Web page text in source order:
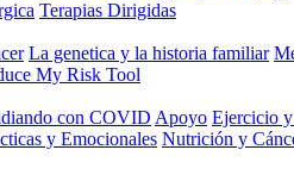
Terapias Dirigidas
La genetica y la historia familiar
My Risk Tool
con COVID Apoyo Ejercicio
y Emocionales Nutrición y